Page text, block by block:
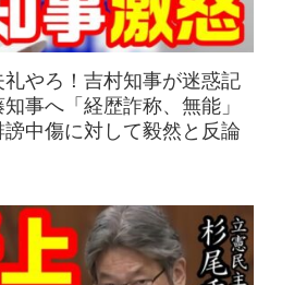
礼やろ！吉村知事が迷惑記
事へ「経歴詐称、無能」
中傷に対して毅然と反論